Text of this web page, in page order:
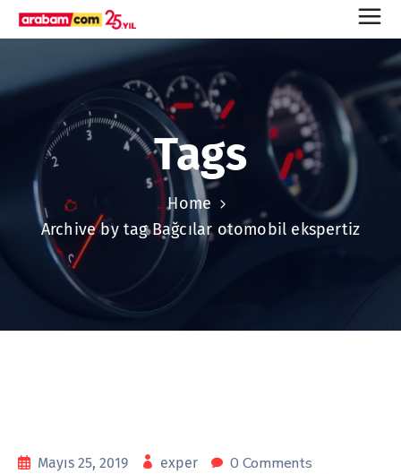
Tags
Home
Archive by tag Bağcılar otomobil ekspertiz
Mayıs 25, 2019 exper 0 Comments